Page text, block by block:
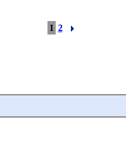
1 2